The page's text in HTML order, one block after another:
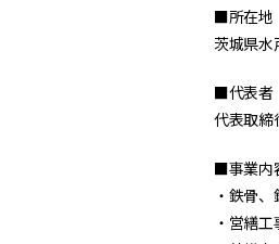
■所在地
茨城県水
■代表者
代表取
■事業内
・鉄骨
・営繕